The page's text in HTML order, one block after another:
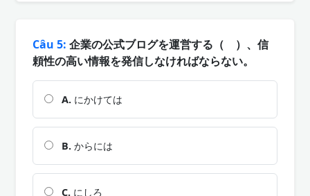
Câu 5: 企業の公式ブログを運営する（ ）、信
頼性の高い情報を発信しなければならない。
A. にかけては
B. からには
C. にしろ